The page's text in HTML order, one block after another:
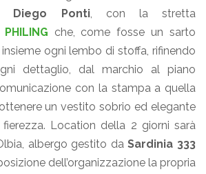
Diego Ponti, con la stretta
PHILING che, come fosse un sarto
ogni lembo di stoffa, rifinendo
dettaglio, dal marchio al piano
con la stampa a quella
un vestito sobrio ed elegante
Location della 2 giorni sarà
albergo gestito daSardinia 333
dell’organizzazione la propria